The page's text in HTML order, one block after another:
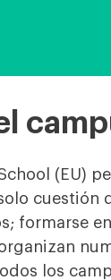
(EU)
cuestión
formarse
los